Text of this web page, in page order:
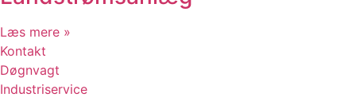
Læs mere »
Kontakt
Døgnvagt
Industriservice